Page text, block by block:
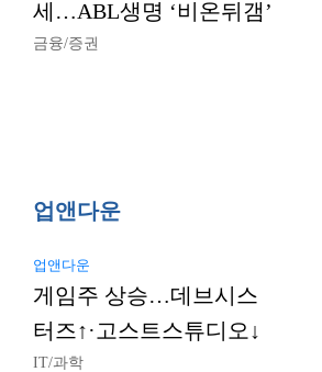
세…ABL생명 ‘비온뒤갬’
금융/증권
업앤다운
업앤다운
게임주 상승…데브시스
터즈↑·고스트스튜디오↓
IT/과학